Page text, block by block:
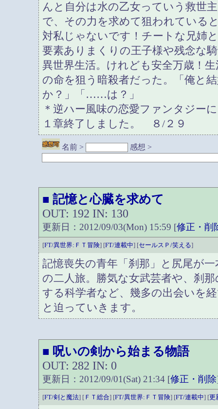
んと自分は水の乙女っていう救世
で、その力を求めて狙われている
対私じゃないです！チートな兄姉
要素ありまくりの王子様や残念な
異世界生活。けれども安全万歳！
の命を狙う暗殺者だった。「俺と
か？」「……は？」
＊逆ハー風味の恋愛ファンタジー
１章終了しました。 ８/２９
名前 > 感想 >
■ 記憶と心臓を求めて
OUT: 192 IN: 130
更新日：2012/09/03(Mon) 15:59 [修正・削
[FT/異世界:ＦＴ冒険] [FT/連載中] [セールスＰ/笑える]
記憶喪失の青年「刹那」と尻尾が
の二人旅。勝気な女武芸者や、刹
する科学者など、幾多の出会いを
と迫っていきます。
■ 呪いの剣から始まる物語
OUT: 282 IN: 0
更新日：2012/09/01(Sat) 21:34 [修正・削除
[FT/剣と魔法] [ ＦＴ総合] [FT/異世界:ＦＴ冒険] [FT/連載中] [更